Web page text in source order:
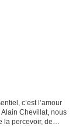
c’est l’amour
Chevillat, nous
la percevoir, de